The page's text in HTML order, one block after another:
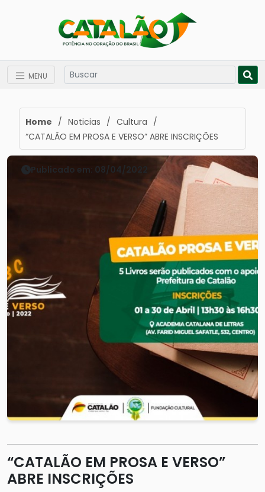
MENU
Home / Noticias / Cultura /
“CATALÃO EM PROSA E VERSO” ABRE INSCRIÇÕES
Publicado em: 08/04/2022
“CATALÃO EM PROSA E VERSO”
ABRE INSCRIÇÕES